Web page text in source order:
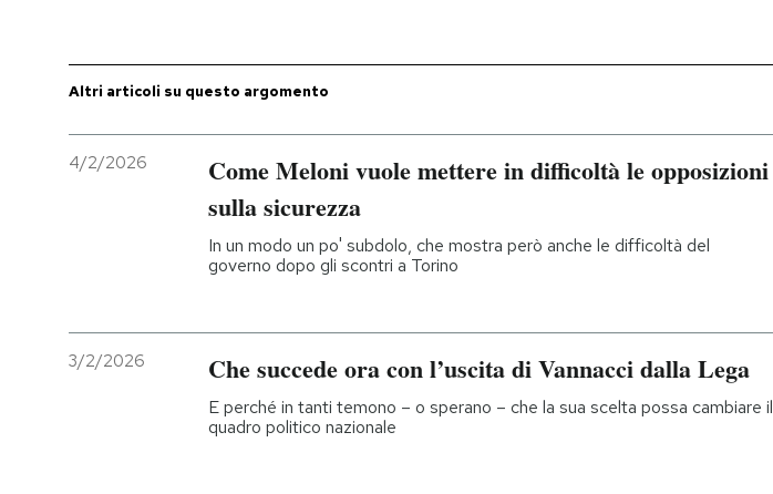
Altri articoli su questo argomento
4/2/2026
Come Meloni vuole mettere in difficoltà le opposizioni
sulla sicurezza
In un modo un po' subdolo, che mostra però anche le difficoltà del
governo dopo gli scontri a Torino
3/2/2026 Che succede ora con l’uscita di Vannacci dalla Lega
E perché in tanti temono – o sperano – che la sua scelta possa cambiare il
quadro politico nazionale